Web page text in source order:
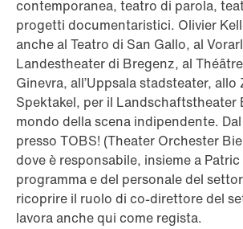
contemporanea, teatro di parola,
progetti documentaristici. Olivier
anche al Teatro di San Gallo, al
Landestheater di Bregenz, al
Ginevra, all’Uppsala stadsteater,
Spektakel, per il Landschaftstheater
mondo della scena indipendente.
presso TOBS! (Theater Orchester
dove è responsabile, insieme a
programma e del personale del
ricoprire il ruolo di co-direttore del
lavora anche qui come regista.